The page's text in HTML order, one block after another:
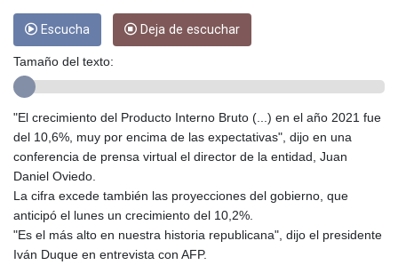
ERN 15
EUR 0.866017
FJD 2.211503
FKP 0.742819
GEL 2.615015
GHS 11.707393
Escucha Deja de escuchar
Tamaño del texto:
"El crecimiento del Producto Interno Bruto (...) en el año 2021 fue
del 10,6%, muy por encima de las expectativas", dijo en una
conferencia de prensa virtual el director de la entidad, Juan
Daniel Oviedo.
La cifra excede también las proyecciones del gobierno, que
anticipó el lunes un crecimiento del 10,2%.
"Es el más alto en nuestra historia republicana", dijo el presidente
Iván Duque en entrevista con AFP.